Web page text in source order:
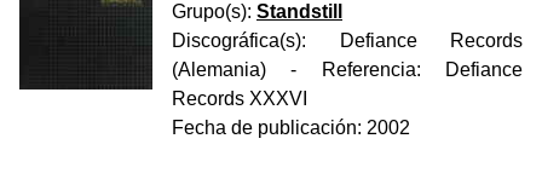
Grupo(s): Standstill
Discográfica(s):
Defiance Records
(Alemania) - Referencia:
Defiance
Records XXXVI
Fecha de publicación: 2002